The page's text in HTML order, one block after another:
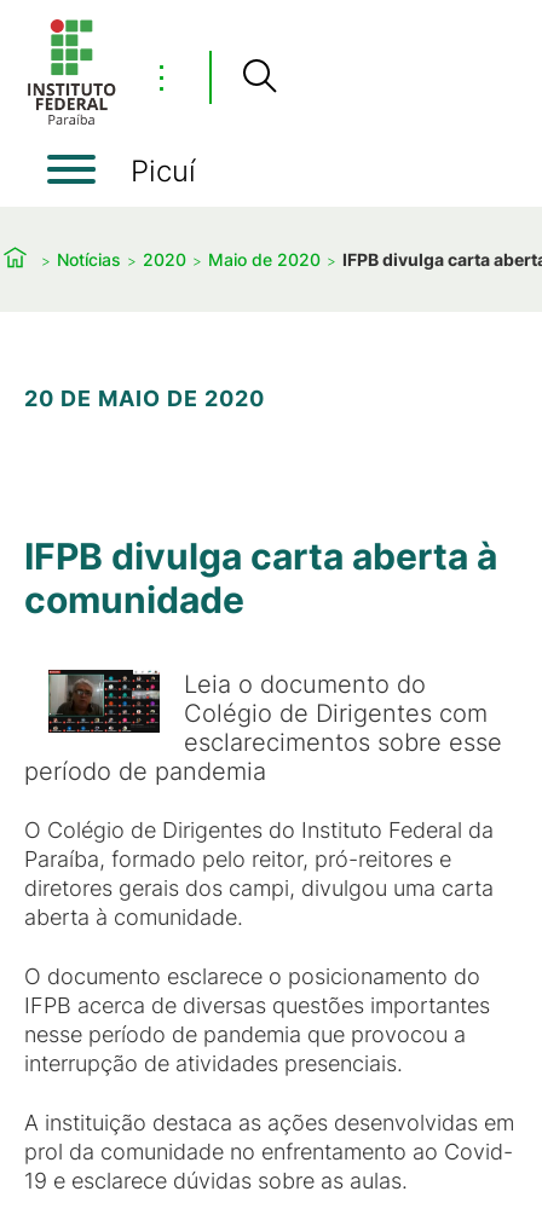
⋮
Picuí
Notícias 2020 Maio de 2020 IFPB divulga carta
20 DE MAIO DE 2020
IFPB divulga carta aberta à
comunidade
Leia o documento do
Colégio de Dirigentes com
esclarecimentos sobre esse
período de pandemia
O Colégio de Dirigentes do Instituto Federal da
Paraíba, formado pelo reitor, pró-reitores e
diretores gerais dos campi, divulgou uma carta
aberta à comunidade.
O documento esclarece o posicionamento do
IFPB acerca de diversas questões importantes
nesse período de pandemia que provocou a
interrupção de atividades presenciais.
A instituição destaca as ações desenvolvidas em
prol da comunidade no enfrentamento ao Covid-
19 e esclarece dúvidas sobre as aulas.